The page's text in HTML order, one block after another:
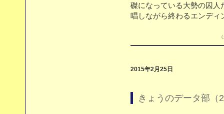
磔になっている大勢の囚人
唱しながら終わるエンデ
2015年2月25日
きょうのデータ部（